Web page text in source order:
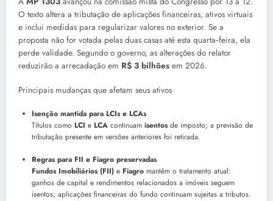
O texto altera a tributação de aplicações financeiras, ativos virtuais
e inclui medidas para regularizar valores no exterior. Se a
proposta não for votada pelas duas casas até esta quarta‑feira, ela
perde validade. Segundo o governo, as alterações do relator
reduzirão a arrecadação em R$ 3 bilhões em 2026.
Principais mudanças que afetam seus ativos
Isenção mantida para LCIs e LCAs
Títulos como LCI e LCA continuam isentosde imposto; a previsão de
tributação presente em versões anteriores foi retirada.
Regras para FII e Fiagro preservadas
Fundos Imobiliários (FII) e Fiagro mantêm o tratamento atual:
ganhos de capital e rendimentos relacionados a imóveis seguem
isentos; aplicações financeiras do fundo continuam sujeitas a tributos.